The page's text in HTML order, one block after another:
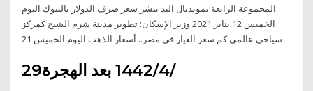
المجموعة الرابعة بمونديال اليد ننشر سعر صرف الدولار بالبنوك اليوم
الخميس 12 يناير 2021 وزير الإسكان: تطوير مدينة شرم الشيخ كمركز
سياحي عالمي كم سعر العيار في مصر.. أسعار الذهب اليوم الخميس 21
29‏‏/4‏‏/1442 بعد الهجرة